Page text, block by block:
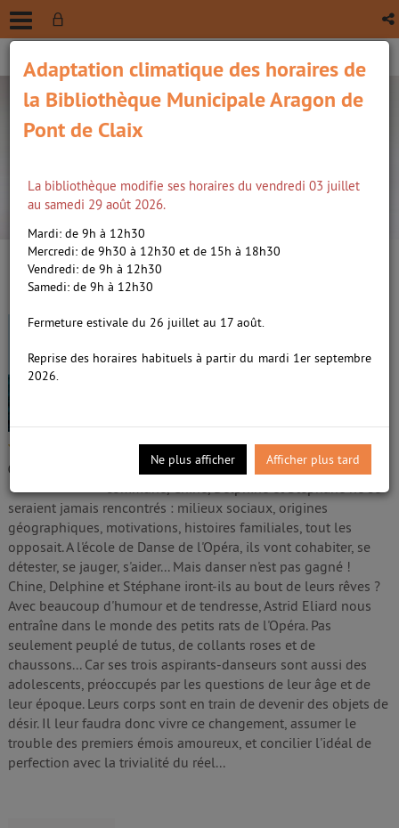
recherche avancée
/5
0
Danser, roman /Éliard, Astrid
(1981-....). Auteur
Edité parMercure de France. [Paris]- 2016
Danser couûte que couûte, tel est le credo des
personnages d'Astrid Eliard. Sans cette passion
commune, Chine, Delphine et Stéphane ne se
seraient jamais rencontrés : milieux sociaux, origines
géographiques, motivations, histoires familiales, tout les
opposait. A l'école de Danse de l'Opéra, ils vont cohabiter, se
détester, se jauger, s'aider... Mais danser n'est pas gagné !
Chine, Delphine et Stéphane iront-ils au bout de leurs rêves ?
Avec beaucoup d'humour et de tendresse, Astrid Eliard nous
entraîne dans le monde des petits rats de l'Opéra. Pas
seulement peuplé de tutus, de collants roses et de
chaussons... Car ses trois aspirants-danseurs sont aussi des
adolescents, préoccupés par les questions de leur âge et de
leur époque. Leurs corps sont en train de devenir des objets de
désir. Il leur faudra donc vivre ce changement, assumer le
trouble des premiers émois amoureux, et concilier l'idéal de
perfection avec la trivialité du réel...
Adaptation climatique des horaires de
la Bibliothèque Municipale Aragon de
Pont de Claix
La bibliothèque modifie ses horaires du vendredi 03 juillet
au samedi 29 août 2026.
Mardi: de 9h à 12h30
Mercredi: de 9h30 à 12h30 et de 15h à 18h30
Vendredi: de 9h à 12h30
Samedi: de 9h à 12h30
Fermeture estivale du 26 juillet au 17 août.
Reprise des horaires habituels à partir du mardi 1er septembre
2026.
Ne plus afficher Afficher plus tard